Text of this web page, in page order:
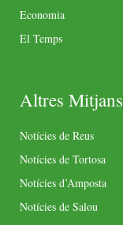
Economia
El Temps
Altres Mitjans
Notícies de Reus
Notícies de Tortosa
Notícies d’Amposta
Notícies de Salou